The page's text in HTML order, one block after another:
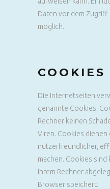
Daten vor dem
möglich.
COOKIES
Die Internetseiten
genannte Cookies.
Rechner keinen
Viren. Cookies
nutzerfreundlicher,
machen. Cookies sind
Ihrem Rechner
Browser speichert.